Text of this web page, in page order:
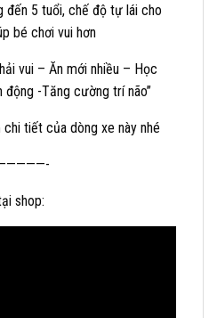
đến 5 tuổi, chế độ tự lái cho
bé chơi vui hơn
vui – Ăn mới nhiều – Học
-Tăng cường trí não’’
tiết của dòng xe này nhé
shop: